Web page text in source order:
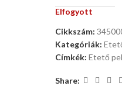
Elfogyott
Cikkszám:
Kategóriák:
Címkék: Etető
Share: